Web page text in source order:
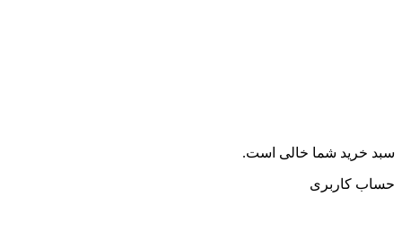
سبد خرید شما خالی است.
حساب کاربری